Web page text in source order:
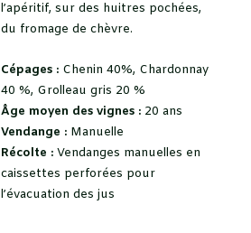
l’apéritif, sur des huitres pochées,
du fromage de chèvre.
Cépages :Chenin 40%, Chardonnay
40 %, Grolleau gris 20 %
Âge moyen des vignes :20 ans
Vendange :Manuelle
Récolte :Vendanges manuelles en
caissettes perforées pour
l’évacuation des jus